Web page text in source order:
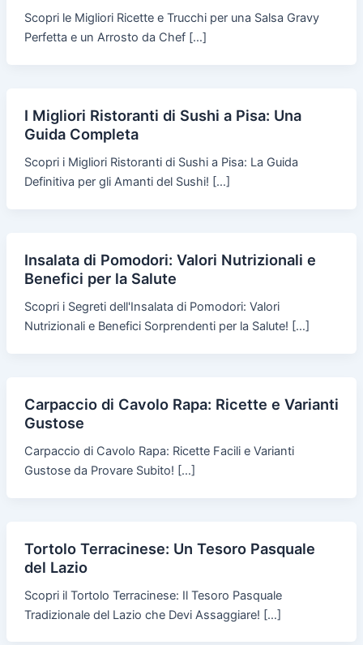
Scopri le Migliori Ricette e Trucchi per una Salsa Gravy
Perfetta e un Arrosto da Chef […]
I Migliori Ristoranti di Sushi a Pisa: Una
Guida Completa
Scopri i Migliori Ristoranti di Sushi a Pisa: La Guida
Definitiva per gli Amanti del Sushi! […]
Insalata di Pomodori: Valori Nutrizionali e
Benefici per la Salute
Scopri i Segreti dell'Insalata di Pomodori: Valori
Nutrizionali e Benefici Sorprendenti per la Salute! […]
Carpaccio di Cavolo Rapa: Ricette e Varianti
Gustose
Carpaccio di Cavolo Rapa: Ricette Facili e Varianti
Gustose da Provare Subito! […]
Tortolo Terracinese: Un Tesoro Pasquale
del Lazio
Scopri il Tortolo Terracinese: Il Tesoro Pasquale
Tradizionale del Lazio che Devi Assaggiare! […]